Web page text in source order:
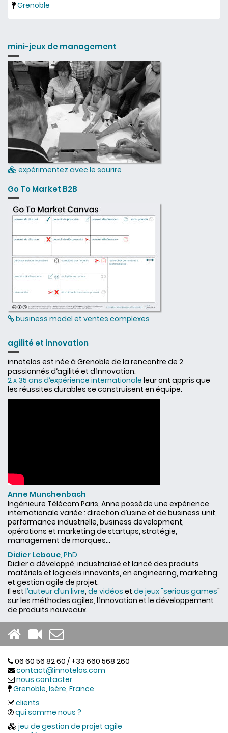
Grenoble
mini-jeux de management
expérimentez avec le sourire
Go To Market B2B
business model et ventes complexes
agilité et innovation
innotelos est née à Grenoble de la rencontre de 2
passionnés d‘agilité et d‘innovation.
2 x 35 ans d‘expérience internationale leur ont appris que
les réussites durables se construisent en équipe.
Anne Munchenbach
Ingénieure Télécom Paris, Anne possède une expérience
internationale variée : direction d’usine et de business unit,
performance industrielle, business development,
opérations et marketing de startups, stratégie,
management de marques...
Didier Lebouc, PhD
Didier a développé, industrialisé et lancé des produits
matériels et logiciels innovants, en engineering, marketing
et gestion agile de projet.
Il est l’auteur d’un livre, de vidéos et de jeux "serious games"
sur les méthodes agiles, l‘innovation et le développement
de produits nouveaux.
06 60 56 82 60 / +33 660 568 260
contact@innotelos.com
nous contacter
Grenoble, Isère, France
clients
qui somme nous ?
jeu de gestion de projet agile